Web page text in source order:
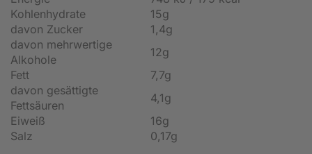
Kohlenhydrate
15g
davon Zucker
1,4g
davon mehrwertige
Alkohole
12g
Fett
7,7g
davon gesättigte
Fettsäuren
4,1g
Eiweiß
16g
Salz
0,17g